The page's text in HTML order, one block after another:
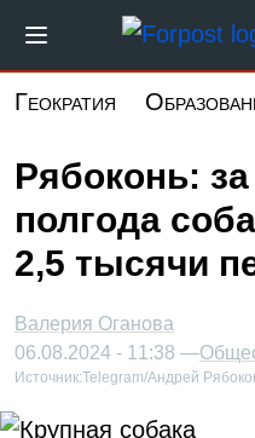
основному
Геократия
Рябоконь:
полгода
2,5 тысячи
Валерия Оганова
06.08.2024 - 11:38 —
Источник:Telegram/Андрей